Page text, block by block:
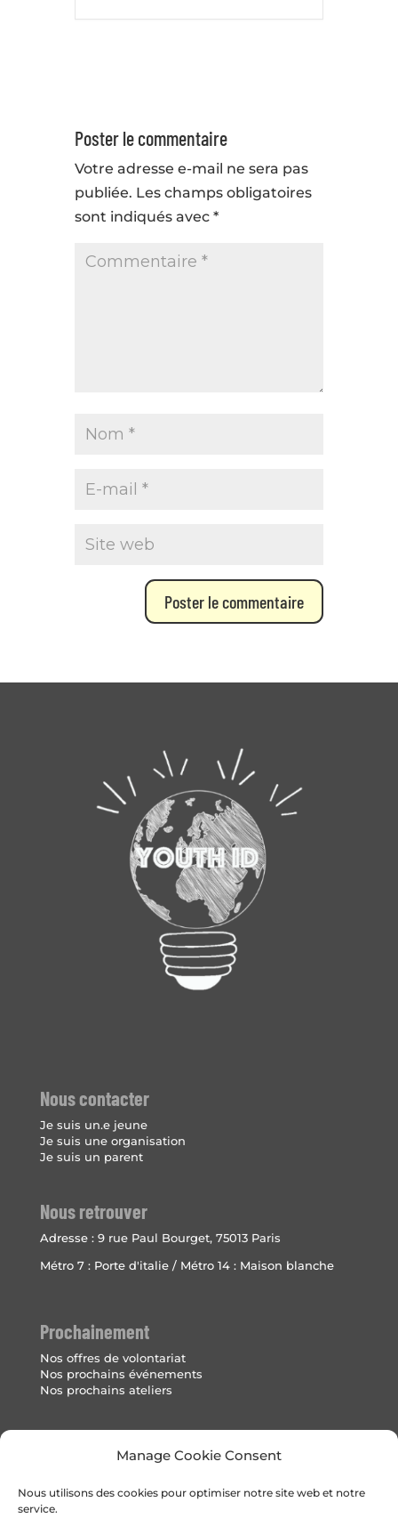
Manage Cookie Consent
Nous utilisons des cookies pour optimiser notre site web et notre
service.
Poster le commentaire
Votre adresse e-mail ne sera pas
publiée. Les champs obligatoires
sont indiqués avec *
Nous contacter
Je suis un.e jeune
Je suis une organisation
Je suis un parent
Nous retrouver
Adresse : 9 rue Paul Bourget, 75013 Paris
Métro 7 : Porte d'italie / Métro 14 : Maison blanche
Prochainement
Nos offres de volontariat
Nos prochains événements
Nos prochains ateliers
Politique de cookies (UE)